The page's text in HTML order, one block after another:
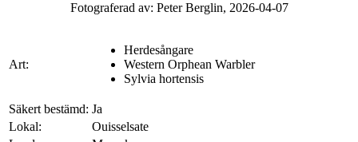
Fotograferad av: Peter Berglin, 2026-04-07
Art:
Herdesångare
Western Orphean Warbler
Sylvia hortensis
Säkert bestämd: Ja
Lokal:
Ouisselsate